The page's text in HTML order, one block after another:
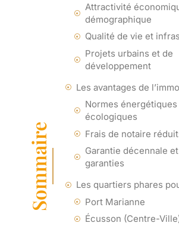
Sommaire
Attractivité
démographique
Qualité de vie et
Projets urbains et de
développement
Les avantages de
Normes
écologiques
Frais de notaire
Garantie décennale
garanties
Les quartiers phares
Port Marianne
Écusson (Centre-